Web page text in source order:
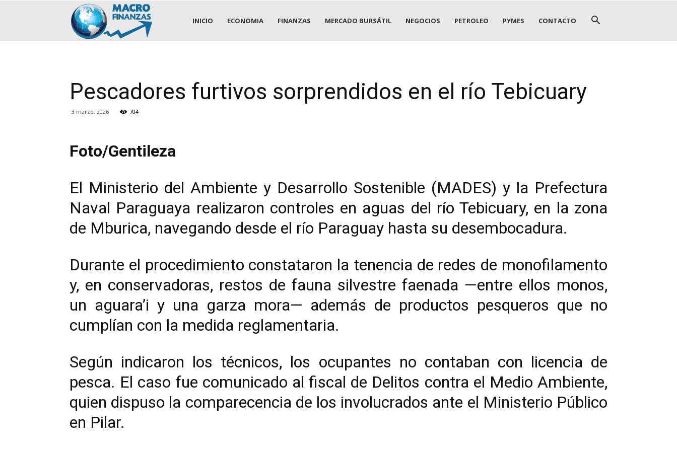
.::MACROFINANZAS::.
INICIO ECONOMIA FINANZAS MERCADO BURSÁTIL NEGOCIOS PETROLEO PYMES CONTACTO
Pescadores furtivos sorprendidos en el río Tebicuary
3 marzo, 2026 704
Foto/Gentileza
El Ministerio del Ambiente y Desarrollo Sostenible (MADES) y la Prefectura
Naval Paraguaya realizaron controles en aguas del río Tebicuary, en la zona
de Mburica, navegando desde el río Paraguay hasta su desembocadura.
Durante el procedimiento constataron la tenencia de redes de monofilamento
y, en conservadoras, restos de fauna silvestre faenada —entre ellos monos,
un aguara’i y una garza mora— además de productos pesqueros que no
cumplían con la medida reglamentaria.
Según indicaron los técnicos, los ocupantes no contaban con licencia de
pesca. El caso fue comunicado al fiscal de Delitos contra el Medio Ambiente,
quien dispuso la comparecencia de los involucrados ante el Ministerio Público
en Pilar.